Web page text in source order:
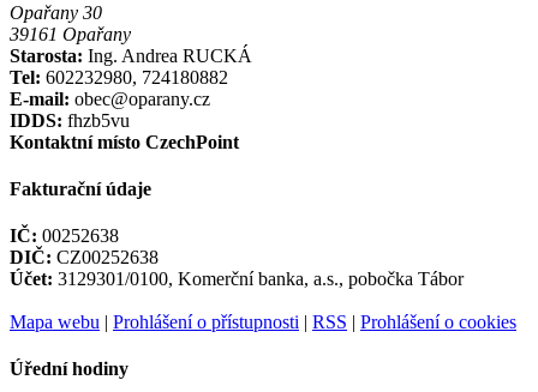
Opařany 30
39161 Opařany
Starosta: Ing. Andrea RUCKÁ
Tel: 602232980, 724180882
E-mail: obec@oparany.cz
IDDS: fhzb5vu
Kontaktní místo CzechPoint
Fakturační údaje
IČ: 00252638
DIČ: CZ00252638
Účet: 3129301/0100, Komerční banka, a.s., pobočka Tábor
Mapa webu | Prohlášení o přístupnosti | RSS | Prohlášení o cookies
Úřední hodiny